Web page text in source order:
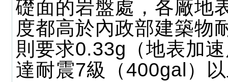
礎面的岩盤處，各廠地
度都高於內政部建築物
則要求0.33g（地表加
達耐震7級（400gal）